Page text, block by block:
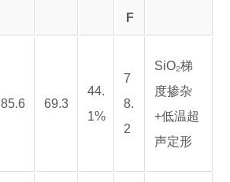
F
85.6 69.3
44.
1%
7
8.
2
SiO₂梯
度掺杂
+低温超
声定形